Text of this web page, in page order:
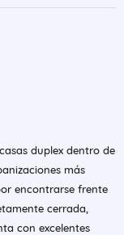
duplex dentro de
más
encontrarse frente
cerrada,
con excelentes